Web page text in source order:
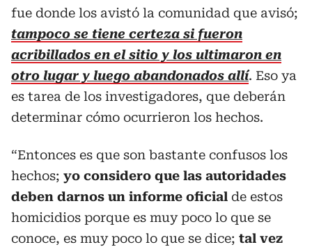
fue donde los avistó la comunidad que avisó;
tampoco se tiene certeza si fueron
acribillados en el sitio y los ultimaron en
otro lugar y luego abandonados allí. Eso ya
es tarea de los investigadores, que deberán
determinar cómo ocurrieron los hechos.
“Entonces es que son bastante confusos los
hechos; yo considero que las autoridades
deben darnos un informe oficial de estos
homicidios porque es muy poco lo que se
conoce, es muy poco lo que se dice; tal vez